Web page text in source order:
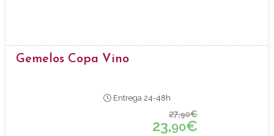
Gemelos Copa Vino
Entrega 24-48h
27,90€
23,90€